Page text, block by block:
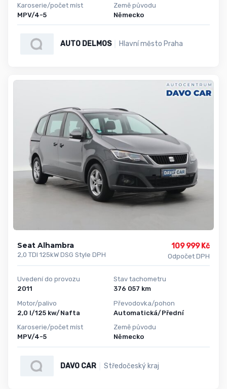
Karoserie/počet míst
MPV/4-5
Země původu
Německo
AUTO DELMOS Hlavní město Praha
Seat Alhambra
2,0 TDI 125kW DSG Style DPH
109 999 Kč
Odpočet DPH
Uvedení do provozu
2011
Motor/palivo
2,0 l/125 kw/Nafta
Karoserie/počet míst
MPV/4-5
Stav tachometru
376 057 km
Převodovka/pohon
Automatická/Přední
Země původu
Německo
DAVO CAR Středočeský kraj